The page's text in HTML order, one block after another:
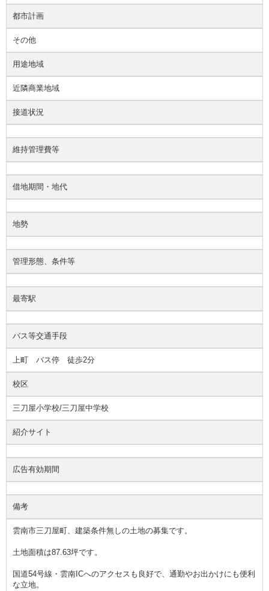
都市計画
その他
用途地域
近隣商業地域
接道状況
維持管理費等
借地期間・地代
地勢
管理形態、条件等
最寄駅
バス等交通手段
上町 バス停 徒歩2分
校区
三刀屋小学校/三刀屋中学校
紹介サイト
広告有効期間
備考
雲南市三刀屋町、建築条件無しの土地の募集です。
土地面積は87.63坪です。
国道54号線・雲南ICへのアクセスも良好で、通勤やお出かけにも便利
な立地。